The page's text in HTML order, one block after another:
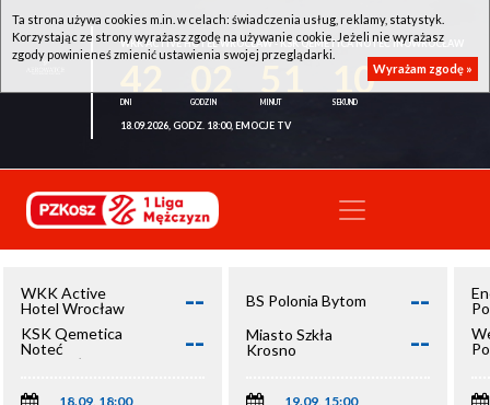
WKK ACTIVE HOTEL WROCŁAW - KSK QEMETICA NOTEĆ INOWROCŁAW
10
18.09.2026, GODZ. 18:00, EMOCJE TV
WKK Active
Hotel Wrocław
--
KSK Qemetica
Noteć
Inowrocław
--
18.09, 18:00
BS Polonia Bytom --
Miasto Szkła
Krosno
--
19.09, 15:00
Ta strona używa cookies m.in. w celach: świadczenia usług, reklamy, statystyk.
Korzystając ze strony wyrażasz zgodę na używanie cookie. Jeżeli nie wyrażasz
zgody powinieneś zmienić ustawienia swojej przeglądarki.
Wyrażam zgodę »